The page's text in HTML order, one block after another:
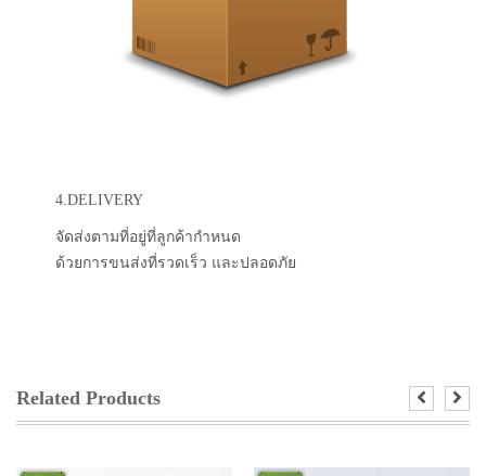
4.DELIVERY
จัดส่งตามที่อยู่ที่ลูกค้ากำหนด
ด้วยการขนส่งที่รวดเร็ว และปลอดภัย
Related Products